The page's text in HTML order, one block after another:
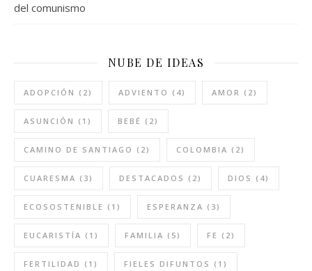
del comunismo
NUBE DE IDEAS
ADOPCIÓN (2) ADVIENTO (4) AMOR (2)
ASUNCIÓN (1) BEBÉ (2)
CAMINO DE SANTIAGO (2) COLOMBIA (2)
CUARESMA (3) DESTACADOS (2) DIOS (4)
ECOSOSTENIBLE (1) ESPERANZA (3)
EUCARISTÍA (1) FAMILIA (5) FE (2)
FERTILIDAD (1) FIELES DIFUNTOS (1)